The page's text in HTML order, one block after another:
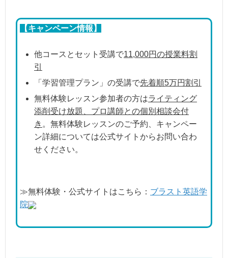
【キャンペーン情報】
他コースとセット受講で11,000円の授業料割
引
「学習管理プラン」の受講で先着順5万円割引
無料体験レッスン参加者の方はライティング
添削受け放題、プロ講師との個別相談会付
き 。無料体験レッスンのご予約、キャンペー
ン詳細については公式サイトからお問い合わ
せください。
≫無料体験・公式サイトはこちら： ブラスト英語学
院